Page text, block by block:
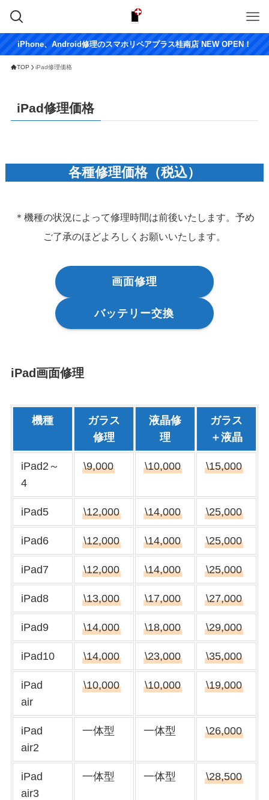
iPhone、Android修理のスマホリペアプラス桂南店 NEW OPEN！
TOP iPad修理価格
iPad修理価格
各種修理価格（税込）
＊機種の状況によって修理時間は前後いたします。予め
ご了承のほどよろしくお願いいたします。
画面修理
バッテリー交換
iPad画面修理
機種
ガラス
修理
液晶修
理
ガラス
＋液晶
iPad2～
4
\9,000 \10,000 \15,000
iPad5 \12,000 \14,000 \25,000
iPad6 \12,000 \14,000 \25,000
iPad7 \12,000 \14,000 \25,000
iPad8 \13,000 \17,000 \27,000
iPad9 \14,000 \18,000 \29,000
iPad10 \14,000 \23,000 \35,000
iPad
air
\10,000 \10,000 \19,000
iPad
air2
一体型 一体型 \26,000
iPad
air3
一体型 一体型 \28,500